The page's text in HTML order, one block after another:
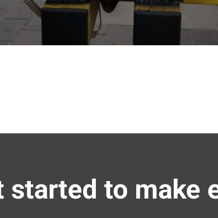
started to make